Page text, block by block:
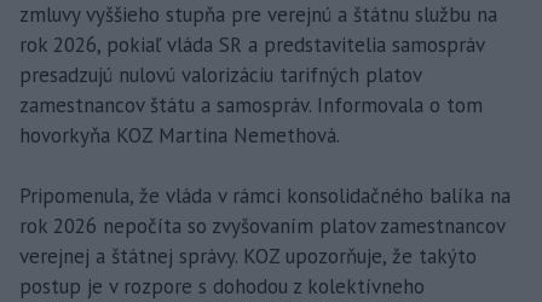
zmluvy vyššieho stupňa pre verejnú a štátnu službu na
rok 2026, pokiaľ vláda SR a predstavitelia samospráv
presadzujú nulovú valorizáciu tarifných platov
zamestnancov štátu a samospráv. Informovala o tom
hovorkyňa KOZ Martina Nemethová.
Pripomenula, že vláda v rámci konsolidačného balíka na
rok 2026 nepočíta so zvyšovaním platov zamestnancov
verejnej a štátnej správy. KOZ upozorňuje, že takýto
postup je v rozpore s dohodou z kolektívneho